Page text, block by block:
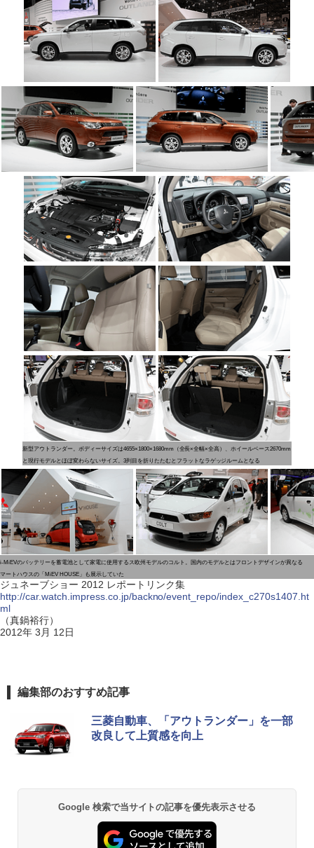
新型アウトランダー。ボディーサイズは4655×1800×1680mm（全長×全幅×全高）、ホイールベース2670mm
と現行モデルとほぼ変わらないサイズ。3列目を折りたたむとフラットなラゲッジルームとなる
i-MiEVのバッテリーを蓄電池として家電に使用するス
マートハウスの「MiEV HOUSE」も展示していた
欧州モデルのコルト。国内のモデルとはフロントデザインが異なる
ジュネーブショー 2012 レポートリンク集
http://car.watch.impress.co.jp/backno/event_repo/index_c270s1407.ht
ml
（真鍋裕行）
2012年 3月 12日
編集部のおすすめ記事
三菱自動車、「アウトランダー」を一部
改良して上質感を向上
Google 検索で当サイトの記事を優先表示させる